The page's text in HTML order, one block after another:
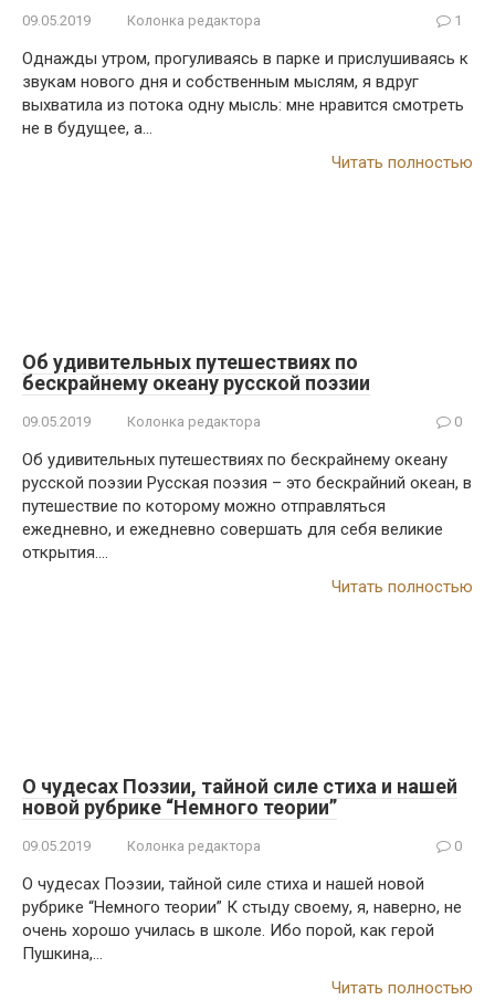
09.05.2019 Колонка редактора 1
Однажды утром, прогуливаясь в парке и прислушиваясь к
звукам нового дня и собственным мыслям, я вдруг
выхватила из потока одну мысль: мне нравится смотреть
не в будущее, а…
Читать полностью
Об удивительных путешествиях по
бескрайнему океану русской поэзии
09.05.2019 Колонка редактора 0
Об удивительных путешествиях по бескрайнему океану
русской поэзии Русская поэзия – это бескрайний океан, в
путешествие по которому можно отправляться
ежедневно, и ежедневно совершать для себя великие
открытия….
Читать полностью
О чудесах Поэзии, тайной силе стиха и нашей
новой рубрике “Немного теории”
09.05.2019 Колонка редактора 0
О чудесах Поэзии, тайной силе стиха и нашей новой
рубрике “Немного теории” К стыду своему, я, наверно, не
очень хорошо училась в школе. Ибо порой, как герой
Пушкина,…
Читать полностью